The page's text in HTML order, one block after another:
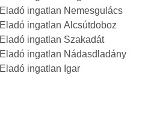
Eladó ingatlan Nemesgulács
Eladó ingatlan Alcsútdoboz
Eladó ingatlan Szakadát
Eladó ingatlan Nádasdladány
Eladó ingatlan Igar